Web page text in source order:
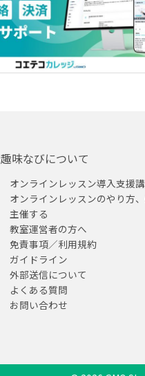
趣味なびについて
オンラインレッスン導入支援
オンラインレッスンのやり方
主催する
教室運営者の方へ
免責事項／利用規約
ガイドライン
外部送信について
よくある質問
お問い合わせ